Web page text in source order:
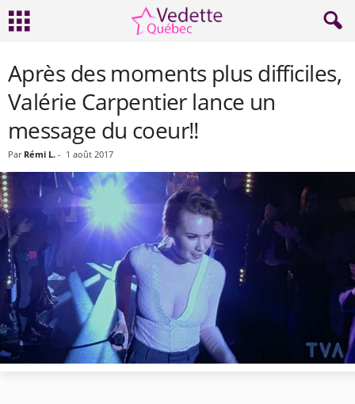
Après des moments plus difficiles,
Valérie Carpentier lance un
message du coeur!!
Par Rémi L. - 1 août 2017